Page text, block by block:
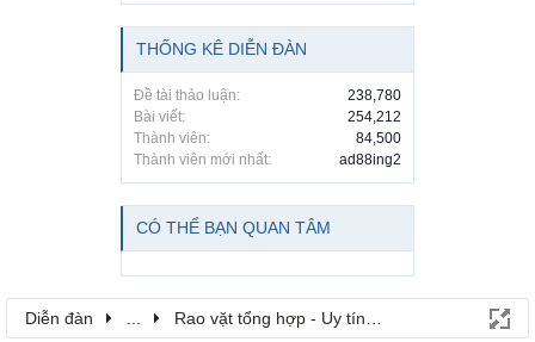
THỐNG KÊ DIỄN ĐÀN
Đề tài thảo luận:
238,780
Bài viết:
254,212
Thành viên:
84,500
Thành viên mới nhất:
ad88ing2
CÓ THỂ BẠN QUAN TÂM
Diễn đàn Rao vặt tổng hợp - Uy tín - Miễn phí